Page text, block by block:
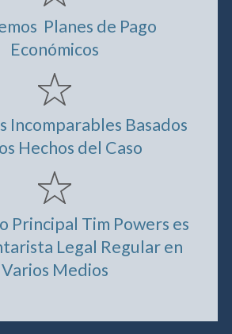
Planes de Pago
Económicos
Incomparables Basados
Hechos del Caso
Principal Tim Powers es
Legal Regular en
Varios Medios